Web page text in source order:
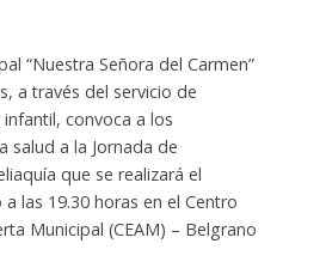
“Nuestra Señora del Carmen”
a través del servicio de
convoca a los
salud a la Jornada de
que se realizará el
las 19.30 horas en el Centro
Municipal (CEAM) – Belgrano